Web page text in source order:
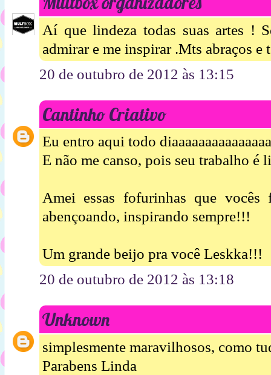
Aí que lindeza todas suas artes !
admirar e me inspirar .Mts abraços e
20 de outubro de 2012 às 13:15
Cantinho Criativo
Eu entro aqui todo
E não me canso, pois seu trabalho
Amei essas fofurinhas que
abençoando, inspirando sempre!!!
Um grande beijo pra você Leskka!!!
20 de outubro de 2012 às 13:18
Unknown
simplesmente maravilhosos, como
Parabens Linda